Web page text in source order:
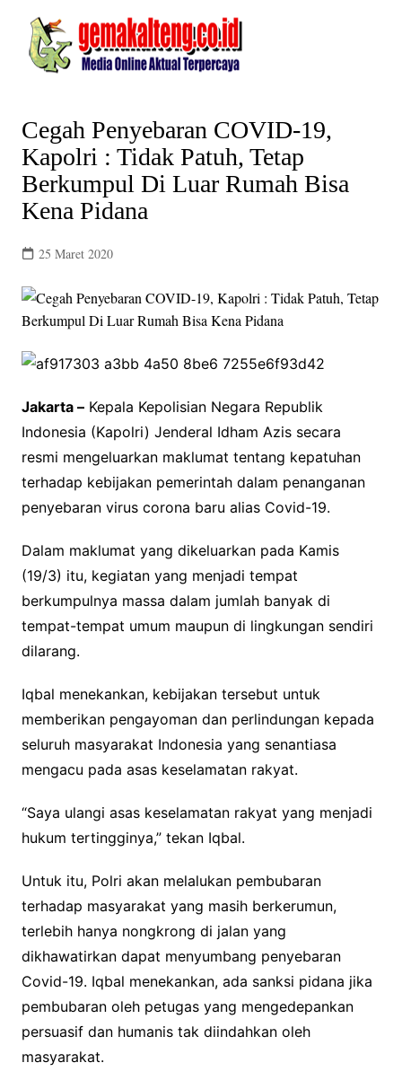
content
Cegah Penyebaran COVID-19,
Kapolri : Tidak Patuh, Tetap
Berkumpul Di Luar Rumah Bisa
Kena Pidana
25 Maret 2020
Jakarta –Kepala Kepolisian Negara Republik
Indonesia (Kapolri) Jenderal Idham Azis secara
resmi mengeluarkan maklumat tentang kepatuhan
terhadap kebijakan pemerintah dalam penanganan
penyebaran virus corona baru alias Covid-19.
Dalam maklumat yang dikeluarkan pada Kamis
(19/3) itu, kegiatan yang menjadi tempat
berkumpulnya massa dalam jumlah banyak di
tempat-tempat umum maupun di lingkungan sendiri
dilarang.
Iqbal menekankan, kebijakan tersebut untuk
memberikan pengayoman dan perlindungan kepada
seluruh masyarakat Indonesia yang senantiasa
mengacu pada asas keselamatan rakyat.
“Saya ulangi asas keselamatan rakyat yang menjadi
hukum tertingginya,” tekan Iqbal.
Untuk itu, Polri akan melalukan pembubaran
terhadap masyarakat yang masih berkerumun,
terlebih hanya nongkrong di jalan yang
dikhawatirkan dapat menyumbang penyebaran
Covid-19. Iqbal menekankan, ada sanksi pidana jika
pembubaran oleh petugas yang mengedepankan
persuasif dan humanis tak diindahkan oleh
masyarakat.